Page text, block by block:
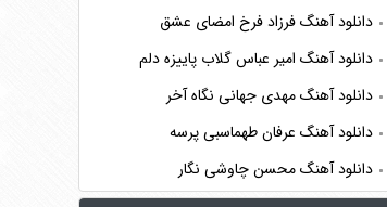
دانلود آهنگ فرزاد فرخ امضای عشق
دانلود آهنگ امیر عباس گلاب پاییزه دلم
دانلود آهنگ مهدی جهانی نگاه آخر
دانلود آهنگ عرفان طهماسبی پرسه
دانلود آهنگ محسن چاوشی نگار